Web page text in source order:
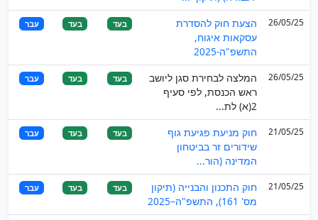
26/05/25
הצעת חוק להסדרת
עסקאות איגוח,
התשפ"ה-2025
בעד בעד עבר
26/05/25
המלצה לבחירת סגן ליושב
ראש הכנסת, לפי סעיף
2(א) לת...
בעד בעד עבר
21/05/25
חוק מניעת פגיעת גוף
שידורים זר בביטחון
המדינה (הור...
בעד בעד עבר
21/05/25
חוק התכנון והבנייה (תיקון
מס' 161), התשפ"ה–2025
בעד בעד עבר